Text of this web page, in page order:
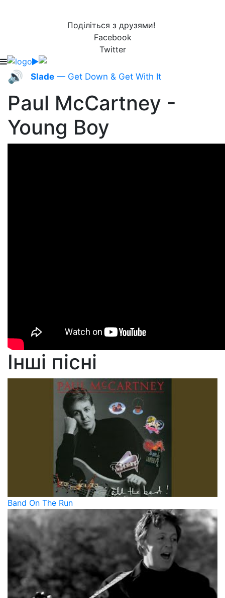
Поділіться з друзями!
Facebook
Twitter
🔊 Slade — Get Down & Get With It
Paul McCartney -
Young Boy
Інші пісні
Band On The Run